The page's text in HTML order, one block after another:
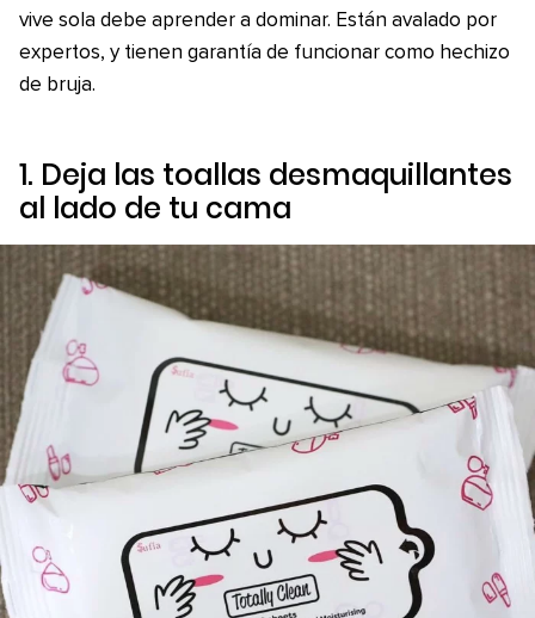
vive sola debe aprender a dominar. Están avalado por
expertos, y tienen garantía de funcionar como hechizo
de bruja.
1. Deja las toallas desmaquillantes
al lado de tu cama